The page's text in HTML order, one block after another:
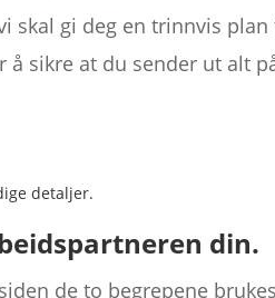
skal gi deg en trinnvis
sikre at du sender ut alt
detaljer.
din.
de to begrepene